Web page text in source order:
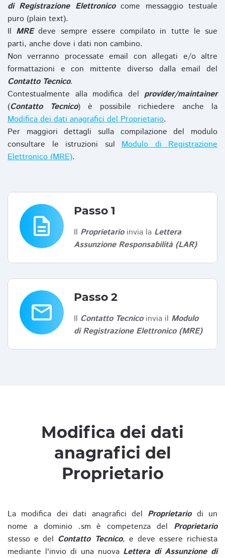
di Registrazione Elettronicocome messaggio testuale
puro (plain text).
Il MREdeve sempre essere compilato in tutte le sue
parti, anche dove i dati non cambino.
Non verranno processate email con allegati e/o altre
formattazioni e con mittente diverso dalla email del
Contatto Tecnico.
Contestualmente alla modifica del provider/maintainer
(Contatto Tecnico) è possibile richiedere anche la
Modifica dei dati anagrafici del Proprietario.
Per maggiori dettagli sulla compilazione del modulo
consultare le istruzioni sul Modulo di Registrazione
Elettronico (MRE).
description
Passo 1
Il Proprietarioinvia la Lettera
Assunzione Responsabilità (LAR)
email
Passo 2
Il Contatto Tecnicoinvia il Modulo
di Registrazione Elettronico (MRE)
Modifica dei dati
anagrafici del
Proprietario
La modifica dei dati anagrafici del Proprietariodi un
nome a dominio .sm è competenza del Proprietario
stesso e del Contatto Tecnico, e deve essere richiesta
mediante l'invio di una nuova Lettera di Assunzione di